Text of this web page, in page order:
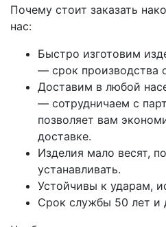
Почему стоит заказать
нас:
Быстро изготовим
— срок производства
Доставим в любой
— сотрудничаем с
позволяет вам
доставке.
Изделия мало весят,
устанавливать.
Устойчивы к ударам,
Срок службы 50 лет и